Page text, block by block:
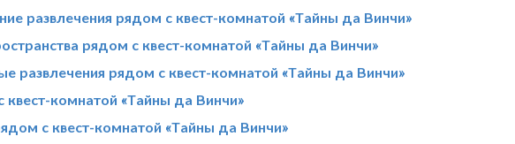
развлечения рядом с квест-комнатой «Тайны да Винчи»
рядом с квест-комнатой «Тайны да Винчи»
развлечения рядом с квест-комнатой «Тайны да Винчи»
квест-комнатой «Тайны да Винчи»
с квест-комнатой «Тайны да Винчи»